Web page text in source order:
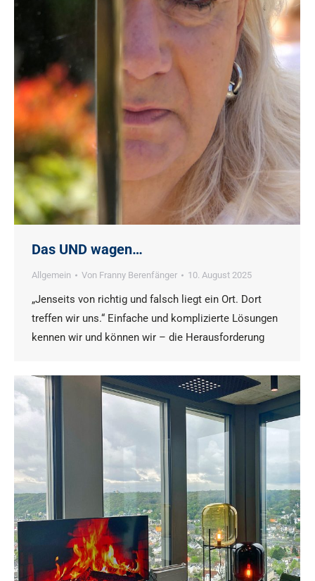
Das UND wagen…
Allgemein Von Franny Berenfänger 10. August 2025
„Jenseits von richtig und falsch liegt ein Ort. Dort
treffen wir uns.“ Einfache und komplizierte Lösungen
kennen wir und können wir – die Herausforderung